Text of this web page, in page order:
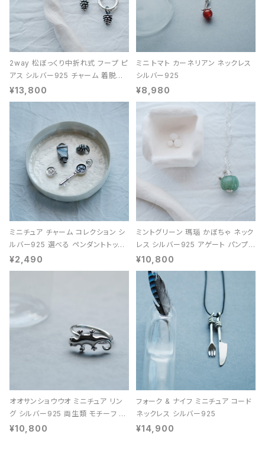
2way 松ぼっくり中折れ式 フープ ピ
アス シルバー925 チャーム 着脱可
能 レディース ユニセックス
¥13,800
ミニ トマト カーネリアン ネックレス
シルバー925
¥8,980
ミニチュア チャーム コレクション シ
ルバー925 選べる ペンダントトップ
レディース ユニセックス
¥2,490
ミントグリーン 瑪瑙 かぼちゃ ネック
レス シルバー925 アゲート パンプキ
ン 天然石 レディース
¥10,800
オオサンショウウオ ミニチュア リン
グ シルバー925 両生類 モチーフ レ
ディース ユニセックス
¥10,800
フォーク & ナイフ ミニチュア コード
ネックレス シルバー925
¥14,900